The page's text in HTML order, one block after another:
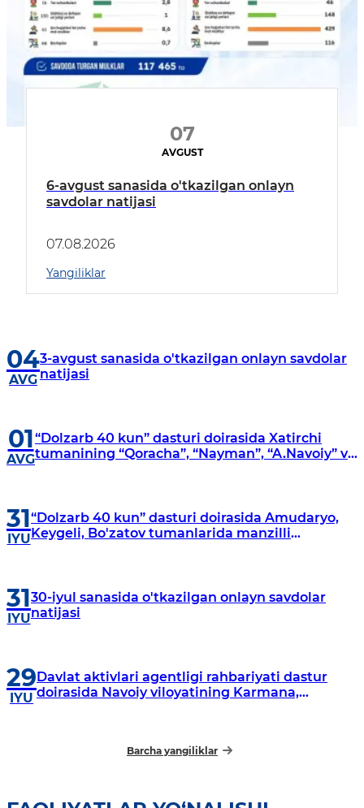
07
AVGUST
6-avgust sanasida o'tkazilgan onlayn
savdolar natijasi
07.08.2026
Yangiliklar
04
AVG
3-avgust sanasida o'tkazilgan onlayn savdolar
natijasi
01
AVG
“Dolzarb 40 kun” dasturi doirasida Xatirchi
tumanining “Qoracha”, “Nayman”, “A.Navoiy” va
31
IYU
“Dolzarb 40 kun” dasturi doirasida Amudaryo,
Keygeli, Bo'zatov tumanlarida manzilli
31
IYU
30-iyul sanasida o'tkazilgan onlayn savdolar
natijasi
29
IYU
Davlat aktivlari agentligi rahbariyati dastur
doirasida Navoiy viloyatining Karmana,
Barcha yangiliklar